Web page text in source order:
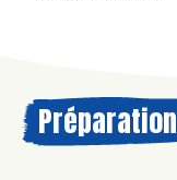
Préparation